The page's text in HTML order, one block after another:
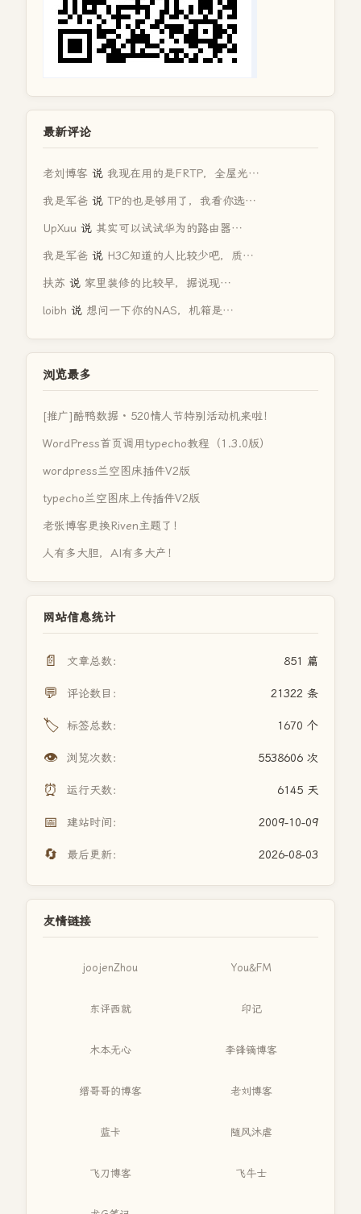
最新评论
老刘博客 说 我现在用的是FRTP，全屋光…
我是军爸 说 TP的也是够用了，我看你选…
UpXuu 说 其实可以试试华为的路由器…
我是军爸 说 H3C知道的人比较少吧，质…
扶苏 说 家里装修的比较早，据说现…
loibh 说 想问一下你的NAS，机箱是…
浏览最多
[推广]酷鸭数据 · 520情人节特别活动机来啦！
WordPress首页调用typecho教程（1.3.0版）
wordpress兰空图床插件V2版
typecho兰空图床上传插件V2版
老张博客更换Riven主题了！
人有多大胆，AI有多大产！
网站信息统计
📄 文章总数： 851 篇
💬 评论数目： 21322 条
🏷️ 标签总数： 1670 个
👁️ 浏览次数： 5538606 次
⏰ 运行天数： 6145 天
📅 建站时间： 2009-10-09
🔄 最后更新： 2026-08-03
友情链接
joojenZhou You&FM
东评西就 印记
木本无心 李锋镝博客
缙哥哥的博客 老刘博客
蓝卡 随风沐虐
飞刀博客 飞牛士